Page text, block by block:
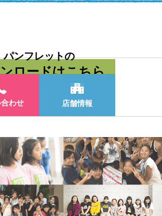
パンフレットの
ロードはこちら
わせ 店舗情報